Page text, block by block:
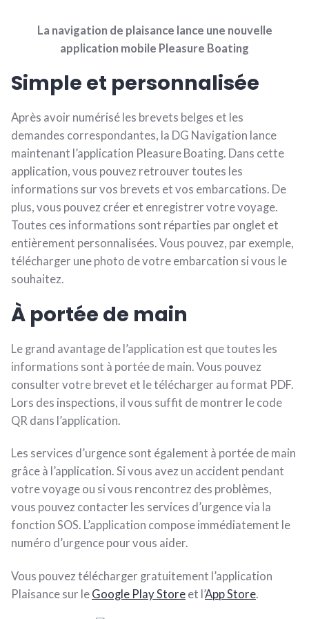
La navigation de plaisance lance une nouvelle
application mobile Pleasure Boating
Simple et personnalisée
Après avoir numérisé les brevets belges et les
demandes correspondantes, la DG Navigation lance
maintenant l’application Pleasure Boating. Dans cette
application, vous pouvez retrouver toutes les
informations sur vos brevets et vos embarcations. De
plus, vous pouvez créer et enregistrer votre voyage.
Toutes ces informations sont réparties par onglet et
entièrement personnalisées. Vous pouvez, par exemple,
télécharger une photo de votre embarcation si vous le
souhaitez.
À portée de main
Le grand avantage de l’application est que toutes les
informations sont à portée de main. Vous pouvez
consulter votre brevet et le télécharger au format PDF.
Lors des inspections, il vous suffit de montrer le code
QR dans l’application.
Les services d’urgence sont également à portée de main
grâce à l’application. Si vous avez un accident pendant
votre voyage ou si vous rencontrez des problèmes,
vous pouvez contacter les services d’urgence via la
fonction SOS. L’application compose immédiatement le
numéro d’urgence pour vous aider.
Vous pouvez télécharger gratuitement l’application
Plaisance sur le Google Play Store et l’App Store.